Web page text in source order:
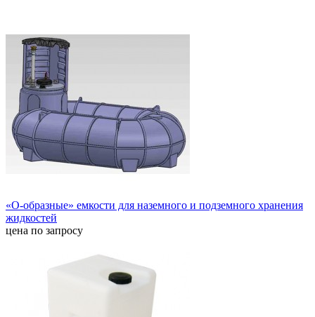
«О-образные» емкости для наземного и подземного хранения
жидкостей
цена по запросу